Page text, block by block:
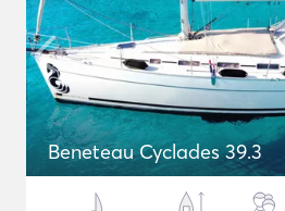
Beneteau Cyclades 39.3